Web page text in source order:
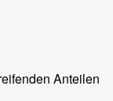
Anteilen